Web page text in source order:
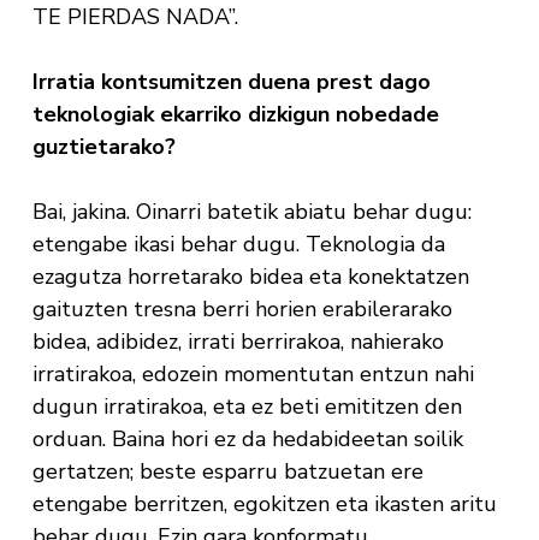
TE PIERDAS NADA”.
Irratia kontsumitzen duena prest dago
teknologiak ekarriko dizkigun nobedade
guztietarako?
Bai, jakina. Oinarri batetik abiatu behar dugu:
etengabe ikasi behar dugu. Teknologia da
ezagutza horretarako bidea eta konektatzen
gaituzten tresna berri horien erabilerarako
bidea, adibidez, irrati berrirakoa, nahierako
irratirakoa, edozein momentutan entzun nahi
dugun irratirakoa, eta ez beti emititzen den
orduan. Baina hori ez da hedabideetan soilik
gertatzen; beste esparru batzuetan ere
etengabe berritzen, egokitzen eta ikasten aritu